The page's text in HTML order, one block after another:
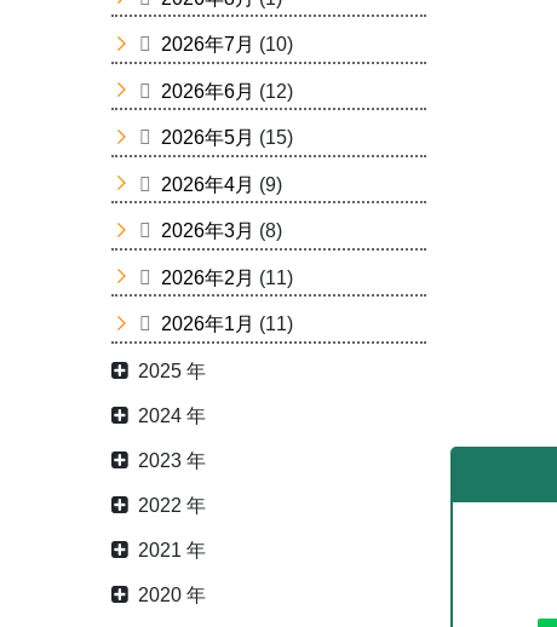
2026年7月 (10)
2026年6月 (12)
2026年5月 (15)
2026年4月 (9)
2026年3月 (8)
2026年2月 (11)
2026年1月 (11)
2025 年
2024 年
2023 年
2022 年
2021 年
2020 年